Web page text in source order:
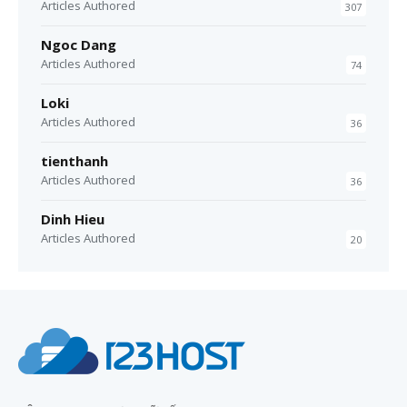
Articles Authored 307
Ngoc Dang
Articles Authored 74
Loki
Articles Authored 36
tienthanh
Articles Authored 36
Dinh Hieu
Articles Authored 20